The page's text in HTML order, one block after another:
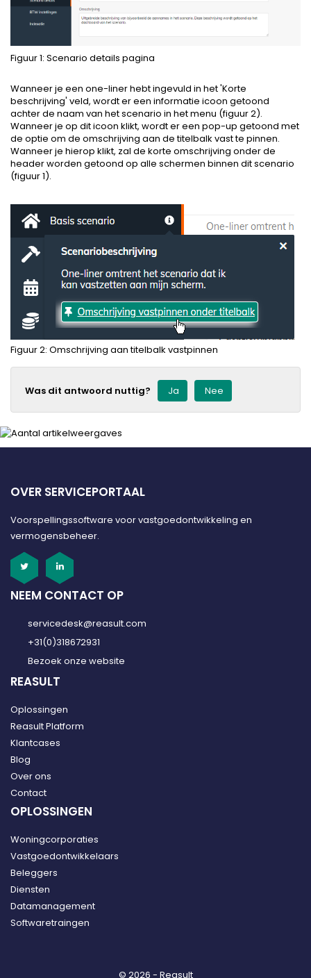
Figuur 1: Scenario details pagina
Wanneer je een one-liner hebt ingevuld in het 'Korte
beschrijving' veld, wordt er een informatie icoon getoond
achter de naam van het scenario in het menu (figuur 2).
Wanneer je op dit icoon klikt, wordt er een pop-up getoond met
de optie om de omschrijving aan de titelbalk vast te pinnen.
Wanneer je hierop klikt, zal de korte omschrijving onder de
header worden getoond op alle schermen binnen dit scenario
(figuur 1).
Figuur 2: Omschrijving aan titelbalk vastpinnen
Was dit antwoord nuttig? Ja Nee
OVER SERVICEPORTAAL
Voorspellingssoftware voor vastgoedontwikkeling en
vermogensbeheer.
NEEM CONTACT OP
servicedesk@reasult.com
+31(0)318672931
Bezoek onze website
REASULT
Oplossingen
Reasult Platform
Klantcases
Blog
Over ons
Contact
OPLOSSINGEN
Woningcorporaties
Vastgoedontwikkelaars
Beleggers
Diensten
Datamanagement
Softwaretraingen
© 2026 - Reasult